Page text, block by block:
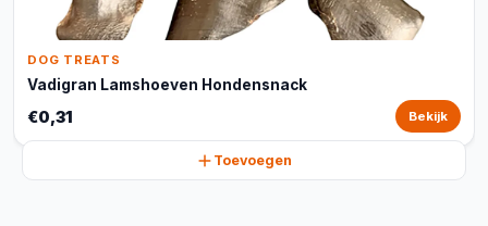
DOG TREATS
Vadigran Lamshoeven Hondensnack
€0,31 Bekijk
Toevoegen